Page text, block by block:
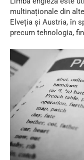
multinaționale din
Elveția și Austria, în
precum tehnologia,